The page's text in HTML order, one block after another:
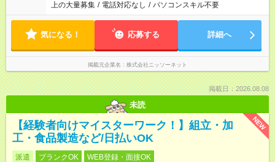
上の大量募集 / 電話対応なし / パソコンスキル不要
気になる！ 応募する 詳細へ
掲載元企業名 株式会社ニッソーネット
掲載日：2026.08.08
未読
NEW
【経験者向けマイスターワーク！】組立・加
工・食品製造など/日払いOK
派遣 ブランクOK WEB登録・面接OK